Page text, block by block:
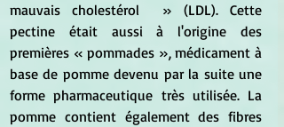
mauvais cholestérol  » (LDL). Cette
pectine était aussi à l'origine des
premières « pommades », médicament à
base de pomme devenu par la suite une
forme pharmaceutique très utilisée. La
pomme contient également des fibres